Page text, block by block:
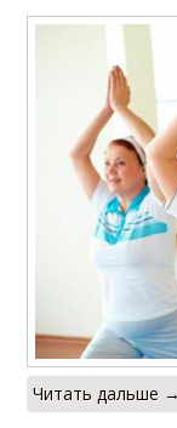
Читать дальше →